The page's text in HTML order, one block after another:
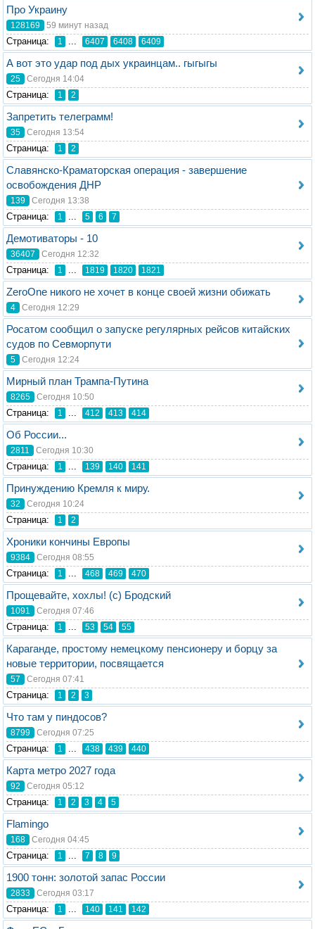
Про Украину
128169 59 минут назад
Стрaница: 1 6407 6408 6409
А вот это удар под дых украинцам.. гыгыгы
25 Сегодня 14:04
Стрaница: 1 2
Запретить телеграмм!
35 Сегодня 13:54
Стрaница: 1 2
Славянско-Краматорская операция - завершение
освобождения ДНР
139 Сегодня 13:38
Стрaница: 1 5 6 7
Демотиваторы - 10
36407 Сегодня 12:32
Стрaница: 1 1819 1820 1821
ZeroOne никого не хочет в конце своей жизни обижать
4 Сегодня 12:29
Росатом сообщил о запуске регулярных рейсов китайских
судов по Севморпути
5 Сегодня 12:24
Мирный план Трампа-Путина
8265 Сегодня 10:50
Стрaница: 1 412 413 414
Об России...
2811 Сегодня 10:30
Стрaница: 1 139 140 141
Принуждению Кремля к миру.
32 Сегодня 10:24
Стрaница: 1 2
Хроники кончины Европы
9384 Сегодня 08:55
Стрaница: 1 468 469 470
Прощевайте, хохлы! (с) Бродский
1091 Сегодня 07:46
Стрaница: 1 53 54 55
Караганде, простому немецкому пенсионеру и борцу за
новые территории, посвящается
57 Сегодня 07:41
Стрaница: 1 2 3
Что там у пиндосов?
8799 Сегодня 07:25
Стрaница: 1 438 439 440
Карта метро 2027 года
92 Сегодня 05:12
Стрaница: 1 2 3 4 5
Flamingo
168 Сегодня 04:45
Стрaница: 1 7 8 9
1900 тонн: золотой запас России
2833 Сегодня 03:17
Стрaница: 1 140 141 142